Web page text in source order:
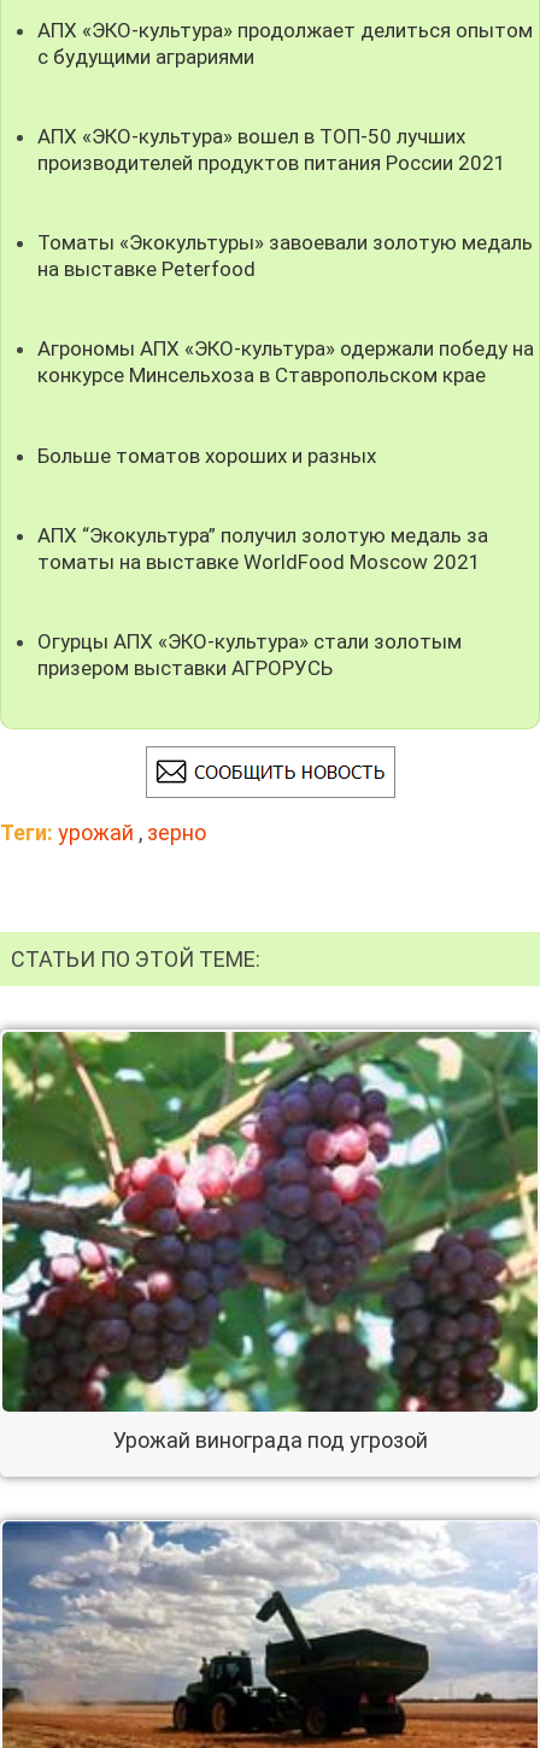
АПХ «ЭКО-культура» продолжает делиться опытом
с будущими аграриями
АПХ «ЭКО-культура» вошел в ТОП-50 лучших
производителей продуктов питания России 2021
Томаты «Экокультуры» завоевали золотую медаль
на выставке Peterfood
Агрономы АПХ «ЭКО-культура» одержали победу на
конкурсе Минсельхоза в Ставропольском крае
Больше томатов хороших и разных
АПХ “Экокультура” получил золотую медаль за
томаты на выставке WorldFood Moscow 2021
Огурцы АПХ «ЭКО-культура» стали золотым
призером выставки АГРОРУСЬ
Теги: урожай , зерно
СТАТЬИ ПО ЭТОЙ ТЕМЕ:
Урожай винограда под угрозой